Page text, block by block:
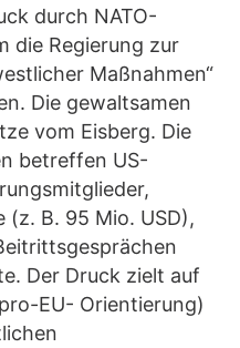
durch NATO-
die Regierung zur
Maßnahmen“
Die gewaltsamen
vom Eisberg. Die
betreffen US-
B. 95 Mio. USD),
Der Druck zielt auf
EU- Orientierung)